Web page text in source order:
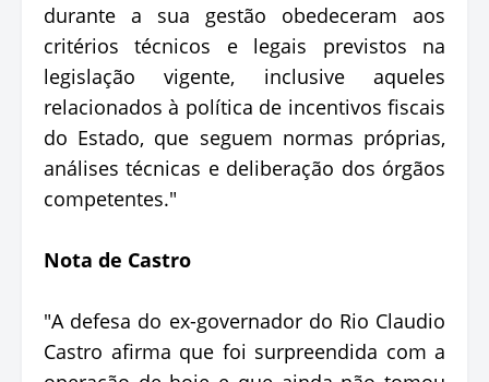
durante a sua gestão obedeceram aos
critérios técnicos e legais previstos na
legislação vigente, inclusive aqueles
relacionados à política de incentivos fiscais
do Estado, que seguem normas próprias,
análises técnicas e deliberação dos órgãos
competentes."
Nota de Castro
"A defesa do ex-governador do Rio Claudio
Castro afirma que foi surpreendida com a